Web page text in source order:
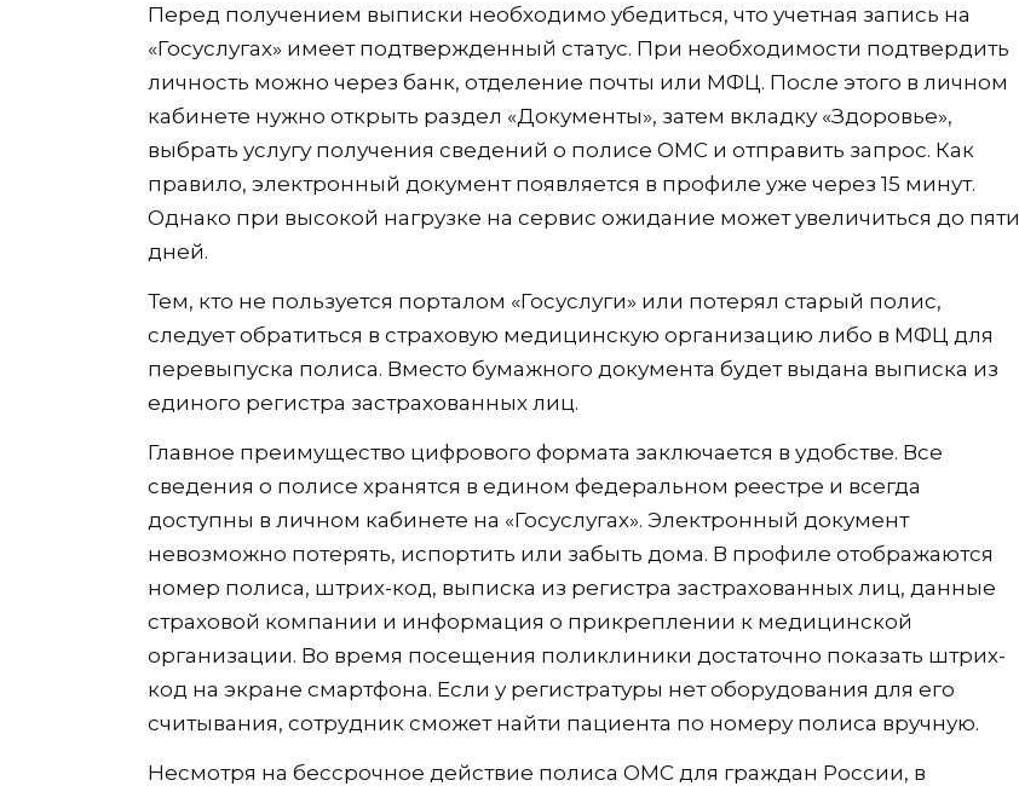
Перед получением выписки необходимо убедиться, что учетная запись на
«Госуслугах» имеет подтвержденный статус. При необходимости подтвердить
личность можно через банк, отделение почты или МФЦ. После этого в личном
кабинете нужно открыть раздел «Документы», затем вкладку «Здоровье»,
выбрать услугу получения сведений о полисе ОМС и отправить запрос. Как
правило, электронный документ появляется в профиле уже через 15 минут.
Однако при высокой нагрузке на сервис ожидание может увеличиться до пяти
дней.
Тем, кто не пользуется порталом «Госуслуги» или потерял старый полис,
следует обратиться в страховую медицинскую организацию либо в МФЦ для
перевыпуска полиса. Вместо бумажного документа будет выдана выписка из
единого регистра застрахованных лиц.
Главное преимущество цифрового формата заключается в удобстве. Все
сведения о полисе хранятся в едином федеральном реестре и всегда
доступны в личном кабинете на «Госуслугах». Электронный документ
невозможно потерять, испортить или забыть дома. В профиле отображаются
номер полиса, штрих-код, выписка из регистра застрахованных лиц, данные
страховой компании и информация о прикреплении к медицинской
организации. Во время посещения поликлиники достаточно показать штрих-
код на экране смартфона. Если у регистратуры нет оборудования для его
считывания, сотрудник сможет найти пациента по номеру полиса вручную.
Несмотря на бессрочное действие полиса ОМС для граждан России, в